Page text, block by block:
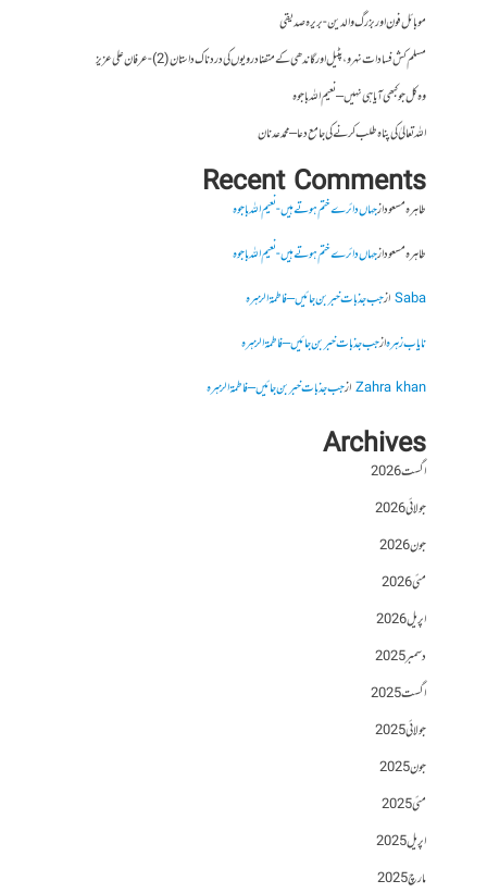
موبائل فون اور بزرگ والدین- بریرہ صدیقی
مسلم کش فسادات نہرو، پٹیل اور گاندھی کے متضاد رویوں کی درد ناک داستان (2)- عرفان علی عزیز
وہ کل جو کبھی آیا ہی نہیں – نعیم اللہ باجوہ
اللہ تعالیٰ کی پناہ طلب کرنے کی جامع دعا – محمد عدنان
Recent Comments
طاہرہ مسعودازجہاں دائرے ختم ہوتے ہیں- نعیم اللہ باجوہ
طاہرہ مسعودازجہاں دائرے ختم ہوتے ہیں- نعیم اللہ باجوہ
Sabaازجب جذبات خبر بن جائیں – فاطمۃالزہرہ
نایاب زہرہازجب جذبات خبر بن جائیں – فاطمۃالزہرہ
Zahra khanازجب جذبات خبر بن جائیں – فاطمۃالزہرہ
Archives
اگست 2026
جولائی 2026
جون 2026
مئی 2026
اپریل 2026
دسمبر 2025
اگست 2025
جولائی 2025
جون 2025
مئی 2025
اپریل 2025
مارچ 2025